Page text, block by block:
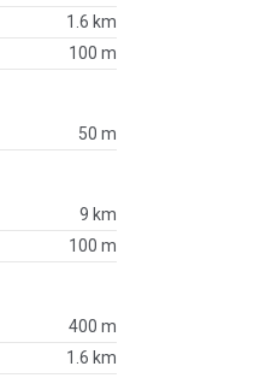
1.6 km
100 m
50 m
9 km
100 m
400 m
1.6 km